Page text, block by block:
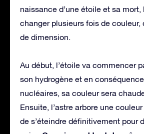
naissance d’une étoile et sa mort,
changer plusieurs fois de couleur,
de dimension.
Au début, l’étoile va commencer
son hydrogène et en
nucléaires, sa couleur sera
Ensuite, l’astre arbore une
de s’éteindre définitivement pour